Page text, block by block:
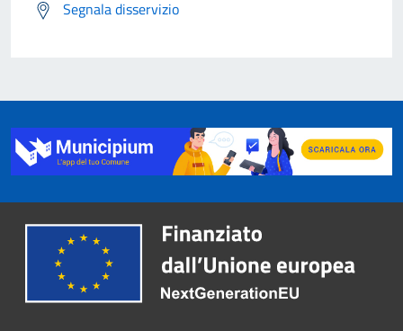
Segnala disservizio